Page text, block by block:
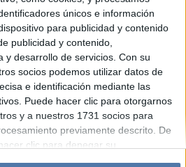
únicos e información
para publicidad y contenido
publicidad y contenido,
y desarrollo de servicios. Con su
socios podemos utilizar datos de
e identificación mediante las
Puede hacer clic para otorgarnos
y a nuestros 1731 socios para
previamente descrito. De
clic para denegar su
- Todos los derechos reservados
Intelectual: Nro. 5346433